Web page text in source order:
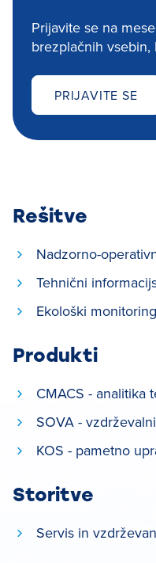
Prijavite se na
brezplačnih
PRIJAVITE SE
Rešitve
Nadzorno-
Tehnični
Ekološki monitoring
Produkti
CMACS - analitika
SOVA -
KOS - pametno
Storitve
Servis in